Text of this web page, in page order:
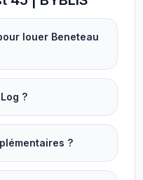
louer Beneteau
?
?